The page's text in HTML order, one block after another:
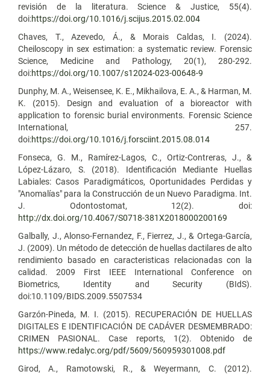
revisión de la literatura. Science & Justice, 55(4).
doi:https://doi.org/10.1016/j.scijus.2015.02.004
Chaves, T., Azevedo, Á., & Morais Caldas, I. (2024).
Cheiloscopy in sex estimation: a systematic review. Forensic
Science, Medicine and Pathology, 20(1), 280-292.
doi:https://doi.org/10.1007/s12024-023-00648-9
Dunphy, M. A., Weisensee, K. E., Mikhailova, E. A., & Harman, M.
K. (2015). Design and evaluation of a bioreactor with
application to forensic burial environments. Forensic Science
International, 257.
doi:https://doi.org/10.1016/j.forsciint.2015.08.014
Fonseca, G. M., Ramírez-Lagos, C., Ortiz-Contreras, J., &
López-Lázaro, S. (2018). Identificación Mediante Huellas
Labiales: Casos Paradigmáticos, Oportunidades Perdidas y
"Anomalías" para la Construcción de un Nuevo Paradigma. Int.
J. Odontostomat, 12(2). doi:
http://dx.doi.org/10.4067/S0718-381X2018000200169
Galbally, J., Alonso-Fernandez, F., Fierrez, J., & Ortega-García,
J. (2009). Un método de detección de huellas dactilares de alto
rendimiento basado en caracteristicas relacionadas con la
calidad. 2009 First IEEE International Conference on
Biometrics, Identity and Security (BIdS).
doi:10.1109/BIDS.2009.5507534
Garzón-Pineda, M. I. (2015). RECUPERACIÓN DE HUELLAS
DIGITALES E IDENTIFICACIÓN DE CADÁVER DESMEMBRADO:
CRIMEN PASIONAL. Case reports, 1(2). Obtenido de
https://www.redalyc.org/pdf/5609/560959301008.pdf
Girod, A., Ramotowski, R., & Weyermann, C. (2012).